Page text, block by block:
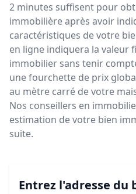
2 minutes suffisent pour
immobilière après avoir
caractéristiques de votre
en ligne indiquera la valeur
immobilier sans tenir
une fourchette de prix
au mètre carré de votre
Nos conseillers en
estimation de votre bien
suite.
Entrez l'adresse du